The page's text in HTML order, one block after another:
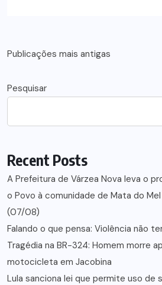
Navegação
posts
Publicações mais antigas
Pesquisar
Recent Posts
A Prefeitura de Várzea Nova leva o
o Povo à comunidade de Mata do
(07/08)
Falando o que pensa: Violência não
Tragédia na BR-324: Homem morre
motocicleta em Jacobina
Lula sanciona lei que permite uso de